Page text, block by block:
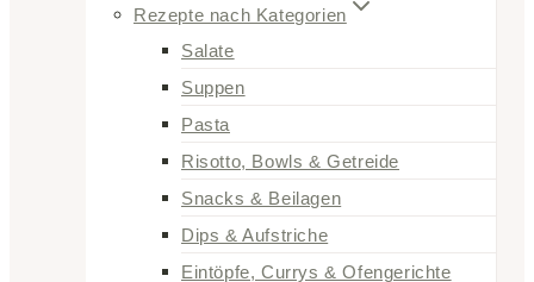
Rezepte nach Kategorien
Salate
Suppen
Pasta
Risotto, Bowls & Getreide
Snacks & Beilagen
Dips & Aufstriche
Eintöpfe, Currys & Ofengerichte